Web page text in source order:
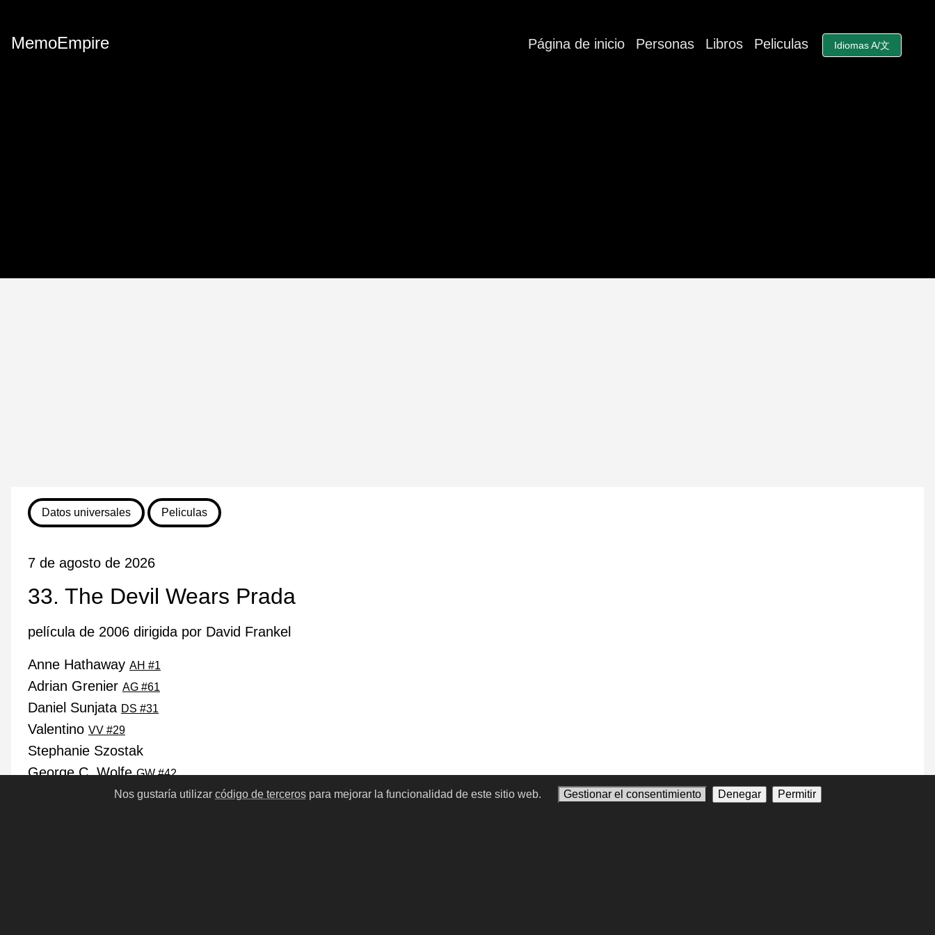
MemoEmpire Página de inicio Personas Libros Peliculas Idiomas A/文
Datos universales Peliculas
7 de agosto de 2026
33. The Devil Wears Prada
película de 2006 dirigida por David Frankel
Anne Hathaway AH #1
Adrian Grenier AG #61
Daniel Sunjata DS #31
Valentino VV #29
Stephanie Szostak
George C. WolfeGW #42
BH #246
Nos gustaría utilizar código de tercerospara mejorar la funcionalidad de este sitio web. Gestionar el consentimiento Denegar Permitir